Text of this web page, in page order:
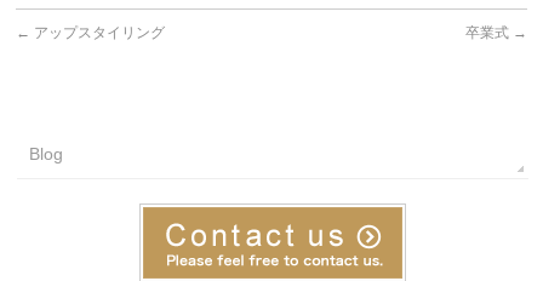
← アップスタイリング 卒業式 →
Blog